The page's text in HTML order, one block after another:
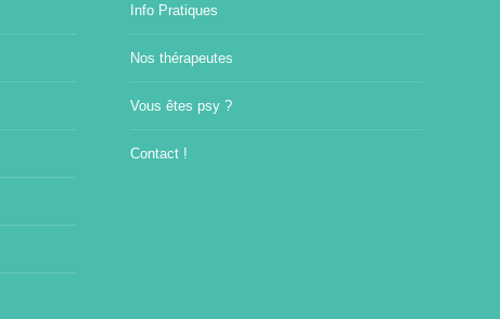
Info Pratiques
Nos thérapeutes
Vous êtes psy ?
Contact !